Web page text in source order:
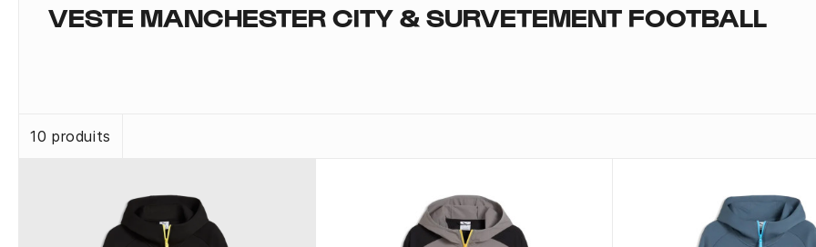
VESTE MANCHESTER CITY & SURVETEMENT FOOTBALL
10 produits